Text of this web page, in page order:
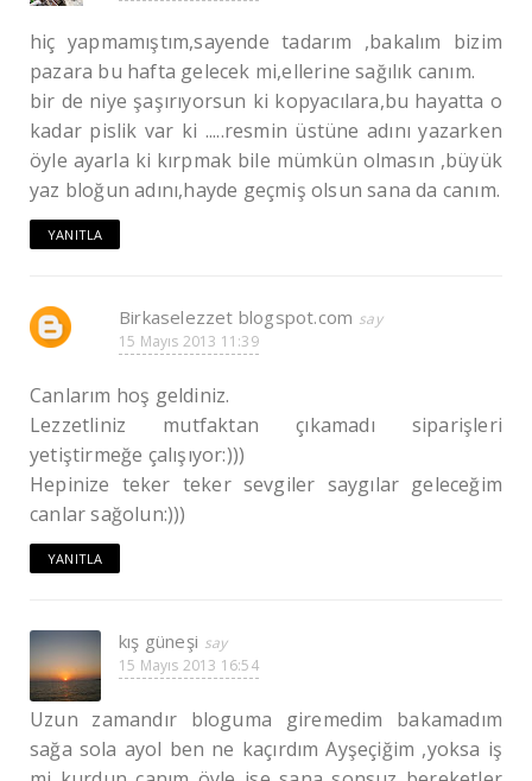
hiç yapmamıştım,sayende tadarım ,bakalım bizim
pazara bu hafta gelecek mi,ellerine sağılık canım.
bir de niye şaşırıyorsun ki kopyacılara,bu hayatta o
kadar pislik var ki .....resmin üstüne adını yazarken
öyle ayarla ki kırpmak bile mümkün olmasın ,büyük
yaz bloğun adını,hayde geçmiş olsun sana da canım.
YANITLA
Birkaselezzet blogspot.com
15 Mayıs 2013 11:39
Canlarım hoş geldiniz.
Lezzetliniz mutfaktan çıkamadı siparişleri
yetiştirmeğe çalışıyor:)))
Hepinize teker teker sevgiler saygılar geleceğim
canlar sağolun:)))
YANITLA
kış güneşi
15 Mayıs 2013 16:54
Uzun zamandır bloguma giremedim bakamadım
sağa sola ayol ben ne kaçırdım Ayşeçiğim ,yoksa iş